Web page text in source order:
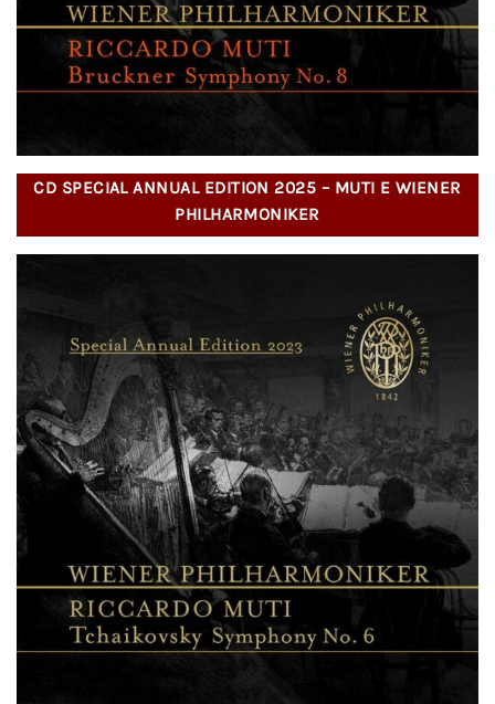
CD SPECIAL ANNUAL EDITION 2025 – MUTI E WIENER
PHILHARMONIKER